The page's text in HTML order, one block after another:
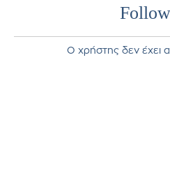
Ο χρήστης δεν έχει